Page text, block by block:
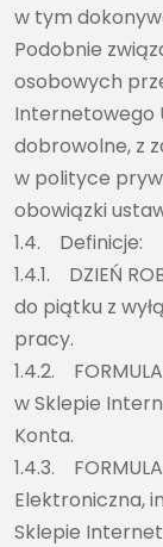
w tym
Podobnie
osobowych
Internetowego
dobrowolne, z
w polityce
obowiązki
1.4. Definicje:
1.4.1. DZIEŃ
do piątku z
pracy.
1.4.2.
w Sklepie
Konta.
1.4.3.
Elektroniczna,
Sklepie